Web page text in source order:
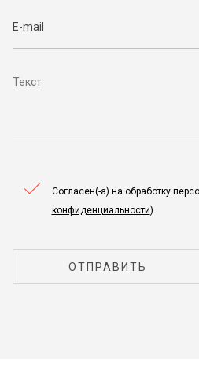
Согласен(-а) на обработку
конфиденциальности)
ОТПРАВИТЬ